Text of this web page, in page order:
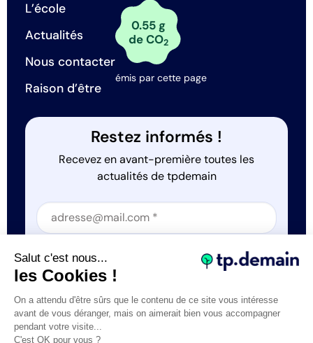
L’école
Actualités
Nous contacter
Raison d’être
0.55 g
de CO2
émis par cette page
Restez informés !
Recevez en avant-première toutes les
actualités de tpdemain
Section
Section
J'accepte que tp.demain utilise mes informations
Salut c'est nous...
les Cookies !
On a attendu d'être sûrs que le contenu de ce site vous intéresse
avant de vous déranger, mais on aimerait bien vous accompagner
pendant votre visite...
C'est OK pour vous ?